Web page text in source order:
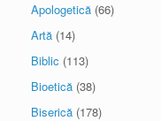
Apologetică (66)
Artă (14)
Biblic (113)
Bioetică (38)
Biserică (178)